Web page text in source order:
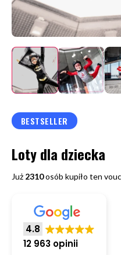
BESTSELLER
Loty dla dziecka
Już 2310osób kupiło ten
4.8
12 963 opinii